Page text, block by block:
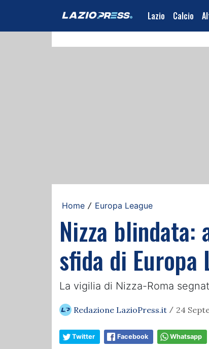
Lazio Calcio
Home / Europa League
Nizza
sfida di Europa
La vigilia di Nizza-Roma
Redazione LazioPress.it / 24
Twitter Facebook Whatsapp